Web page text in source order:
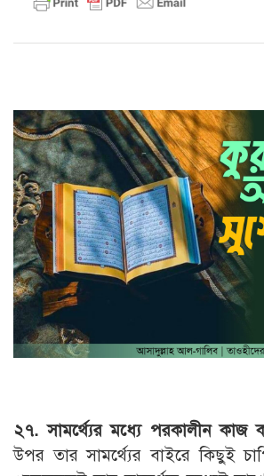
২৭. সামর্থ্যের মধ্যে পরকালীন
উপর তার সামর্থ্যের বাইরে কিছুই